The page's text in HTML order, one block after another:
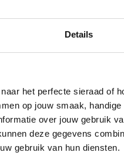
Details
het perfecte sieraad of
op jouw smaak,
over jouw gebruik
deze gegevens
gebruik van hun diensten.
t
a
MEER VAN €79,00